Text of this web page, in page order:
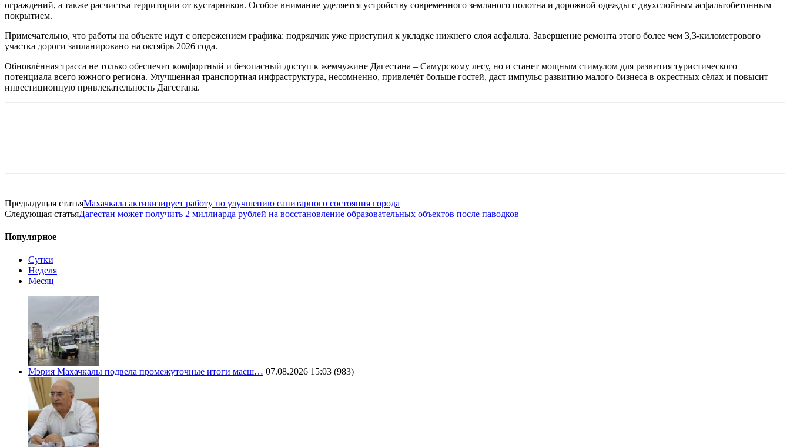
ограждений, а также расчистка территории от кустарников. Особое внимание уделяется устройству современного земляного полотна и дорожной одежды с двухслойным асфальтобетонным
покрытием.
Примечательно, что работы на объекте идут с опережением графика: подрядчик уже приступил к укладке нижнего слоя асфальта. Завершение ремонта этого более чем 3,3-километрового
участка дороги запланировано на октябрь 2026 года.
Обновлённая трасса не только обеспечит комфортный и безопасный доступ к жемчужине Дагестана – Самурскому лесу, но и станет мощным стимулом для развития туристического
потенциала всего южного региона. Улучшенная транспортная инфраструктура, несомненно, привлечёт больше гостей, даст импульс развитию малого бизнеса в окрестных сёлах и повысит
инвестиционную привлекательность Дагестана.
Предыдущая статьяМахачкала активизирует работу по улучшению санитарного состояния города
Следующая статьяДагестан может получить 2 миллиарда рублей на восстановление образовательных объектов после паводков
Популярное
Сутки
Неделя
Месяц
Мэрия Махачкалы подвела промежуточные итоги масш… 07.08.2026 15:03 (983)